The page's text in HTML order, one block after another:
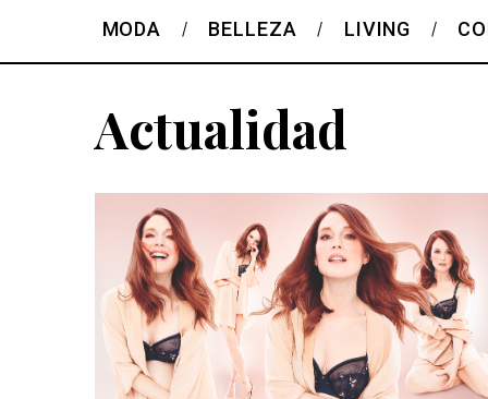
MODA BELLEZA LIVING
Actualidad